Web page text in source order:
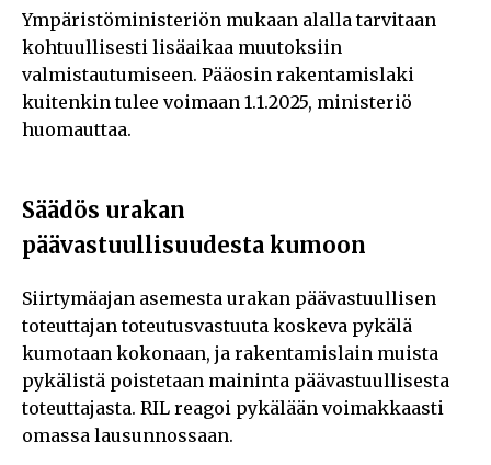
Ympäristöministeriön mukaan alalla tarvitaan
kohtuullisesti lisäaikaa muutoksiin
valmistautumiseen. Pääosin rakentamislaki
kuitenkin tulee voimaan 1.1.2025, ministeriö
huomauttaa.
Säädös urakan
päävastuullisuudesta kumoon
Siirtymäajan asemesta urakan päävastuullisen
toteuttajan toteutusvastuuta koskeva pykälä
kumotaan kokonaan, ja rakentamislain muista
pykälistä poistetaan maininta päävastuullisesta
toteuttajasta. RIL reagoi pykälään voimakkaasti
omassa lausunnossaan.